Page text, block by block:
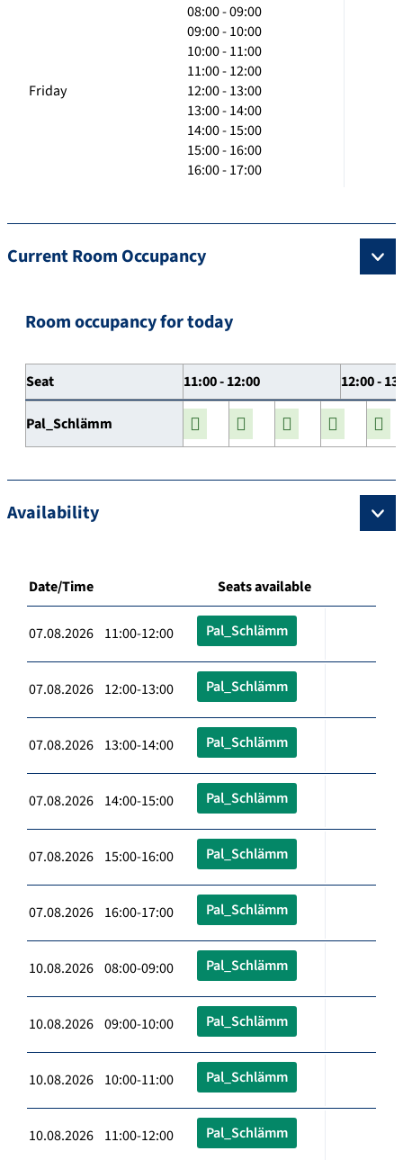
Friday
08:00 - 09:00
09:00 - 10:00
10:00 - 11:00
11:00 - 12:00
12:00 - 13:00
13:00 - 14:00
14:00 - 15:00
15:00 - 16:00
16:00 - 17:00
Current Room Occupancy
Room occupancy for today
Seat 11:00 - 12:00 12:00 -
Pal_Schlämm
Availability
Date/Time Seats available
07.08.2026 11:00-12:00 Pal_Schlämm
07.08.2026 12:00-13:00 Pal_Schlämm
07.08.2026 13:00-14:00 Pal_Schlämm
07.08.2026 14:00-15:00 Pal_Schlämm
07.08.2026 15:00-16:00 Pal_Schlämm
07.08.2026 16:00-17:00 Pal_Schlämm
10.08.2026 08:00-09:00 Pal_Schlämm
10.08.2026 09:00-10:00 Pal_Schlämm
10.08.2026 10:00-11:00 Pal_Schlämm
10.08.2026 11:00-12:00 Pal_Schlämm